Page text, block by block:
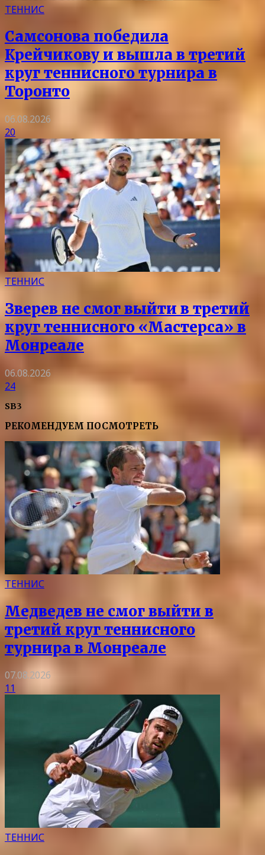
ТЕННИС
Самсонова победила
Крейчикову и вышла в третий
круг теннисного турнира в
Торонто
06.08.2026
20
ТЕННИС
Зверев не смог выйти в третий
круг теннисного «Мастерса» в
Монреале
06.08.2026
24
SB3
РЕКОМЕНДУЕМ ПОСМОТРЕТЬ
ТЕННИС
Медведев не смог выйти в
третий круг теннисного
турнира в Монреале
07.08.2026
11
ТЕННИС